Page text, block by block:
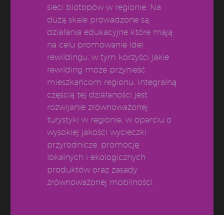
sieci biotopów w regionie. Na
dużą skale prowadzone są
działania edukacyjne które mają
na celu promowanie idei
rewildingu, w tym korzyści jakie
rewilding może przynieść
mieszkańcom regionu. Integralną
częścią tej działaności jest
rozwijanie zrównoważonej
turystyki w regionie, w oparciu o
wysokiej jakości wycieczki
przyrodnicze, promocję
lokalnych i ekologicznych
produktów oraz zasady
zrównoważonej mobilności.